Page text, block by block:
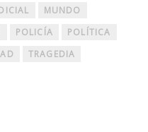
MUNDO
POLICÍA
POLÍTICA
TRAGEDIA